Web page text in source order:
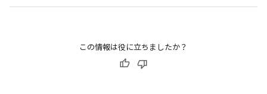
この情報は役に立ちましたか？